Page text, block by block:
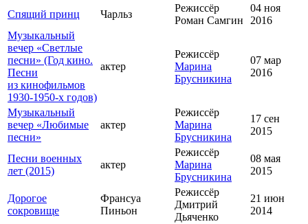
Спящий принц
Чарльз
Режиссёр
Роман Самгин
04 ноя
2016
Музыкальный
вечер «Светлые
песни» (Год кино.
Песни
из кинофильмов
1930-1950-х годов)
актер
Режиссёр
Марина
Брусникина
07 мар
2016
Музыкальный
вечер «Любимые
песни»
актер
Режиссёр
Марина
Брусникина
17 сен
2015
Песни военных
лет (2015)
актер
Режиссёр
Марина
Брусникина
08 мая
2015
Дорогое
сокровище
Франсуа
Пиньон
Режиссёр
Дмитрий
Дьяченко
21 июн
2014